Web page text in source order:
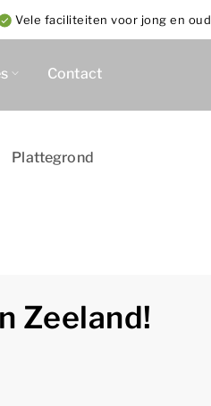
Vele faciliteiten voor jong en oud
Contact
Plattegrond
Zeeland!